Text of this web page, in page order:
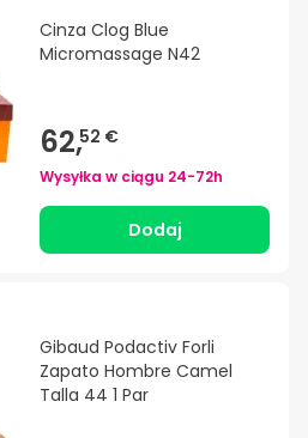
Cinza Clog Blue
Micromassage N42
62,52 €
Wysyłka w ciągu 24-72h
Dodaj
Gibaud Podactiv Forli
Zapato Hombre Camel
Talla 44 1 Par